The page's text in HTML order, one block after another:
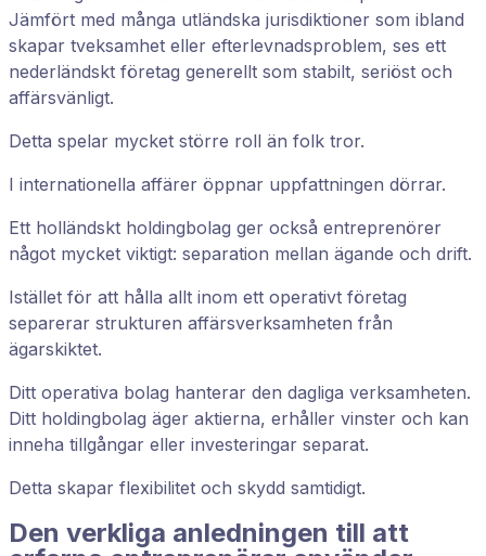
Jämfört med många utländska jurisdiktioner som ibland
skapar tveksamhet eller efterlevnadsproblem, ses ett
nederländskt företag generellt som stabilt, seriöst och
affärsvänligt.
Detta spelar mycket större roll än folk tror.
I internationella affärer öppnar uppfattningen dörrar.
Ett holländskt holdingbolag ger också entreprenörer
något mycket viktigt: separation mellan ägande och drift.
Istället för att hålla allt inom ett operativt företag
separerar strukturen affärsverksamheten från
ägarskiktet.
Ditt operativa bolag hanterar den dagliga verksamheten.
Ditt holdingbolag äger aktierna, erhåller vinster och kan
inneha tillgångar eller investeringar separat.
Detta skapar flexibilitet och skydd samtidigt.
Den verkliga anledningen till att